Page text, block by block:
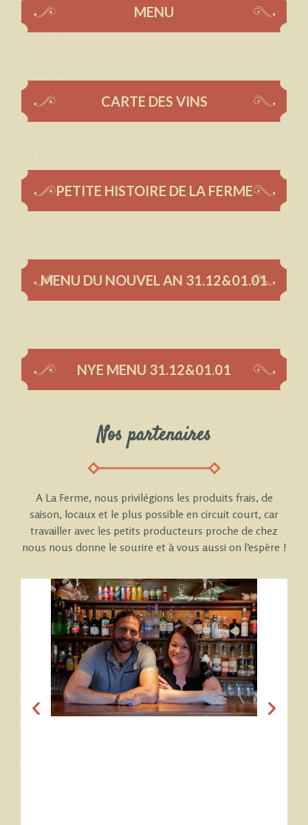
MENU
CARTE DES VINS
PETITE HISTOIRE DE LA FERME
MENU DU NOUVEL AN 31.12&01.01
NYE MENU 31.12&01.01
Nos partenaires
A La Ferme, nous privilégions les produits frais, de
saison, locaux et le plus possible en circuit court, car
travailler avec les petits producteurs proche de chez
nous nous donne le sourire et à vous aussi on l’espère !